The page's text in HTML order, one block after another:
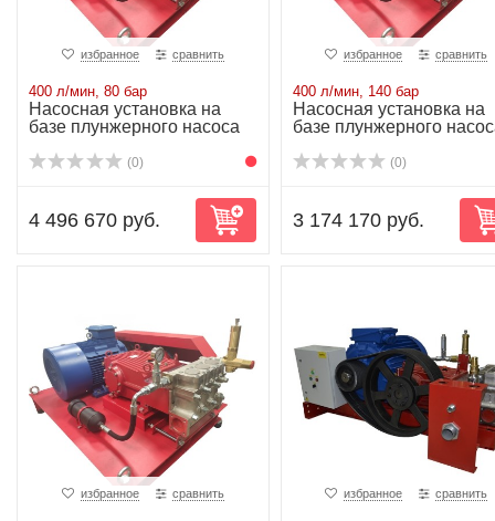
избранное сравнить
400 л/мин, 80 бар
Насосная установка на
базе плунжерного насоса
(0)
4 496 670 руб.
избранное сравнить
400 л/мин, 140 бар
Насосная установка на
базе плунжерного
(0)
3 174 170 руб.
избранное сравнить избранное сравнить